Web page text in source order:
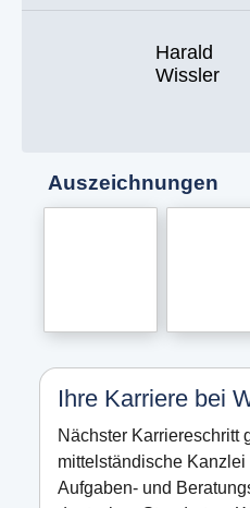
Harald
Wissler
Auszeichnungen
Ihre Karriere bei
Nächster Karriereschritt
mittelständische
Aufgaben- und